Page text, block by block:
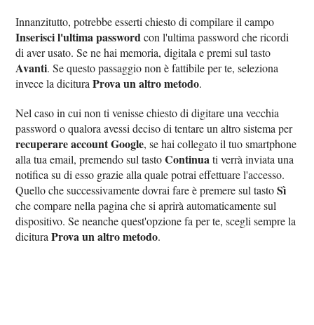
Innanzitutto, potrebbe esserti chiesto di compilare il campo
Inserisci l'ultima passwordcon l'ultima password che ricordi
di aver usato. Se ne hai memoria, digitala e premi sul tasto
Avanti. Se questo passaggio non è fattibile per te, seleziona
invece la dicituraProva un altro metodo.
Nel caso in cui non ti venisse chiesto di digitare una vecchia
password o qualora avessi deciso di tentare un altro sistema per
recuperare account Google, se hai collegato il tuo smartphone
alla tua email, premendo sul tastoContinuati verrà inviata una
notifica su di esso grazie alla quale potrai effettuare l'accesso.
Quello che successivamente dovrai fare è premere sul tastoSì
che compare nella pagina che si aprirà automaticamente sul
dispositivo. Se neanche quest'opzione fa per te, scegli sempre la
dicituraProva un altro metodo.